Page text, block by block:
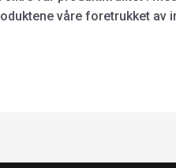
våre foretrukket av